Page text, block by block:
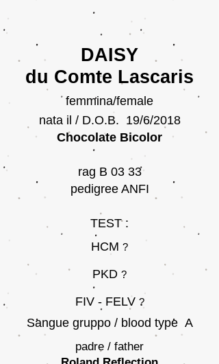
DAISY
du Comte Lascaris
femmina/female
nata il / D.O.B. 19/6/2018
Chocolate Bicolor
rag B 03 33
pedigree ANFI
TEST :
HCM ?
PKD ?
FIV - FELV ?
Sangue gruppo / blood type A
padre / father